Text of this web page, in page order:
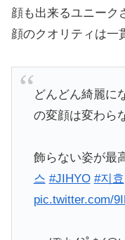
顔も出来るユニーク
顔のクオリティは一
どんどん綺麗に
の変顔は変わら
飾らない姿が最
스 #JIHYO #지효
pic.twitter.com/